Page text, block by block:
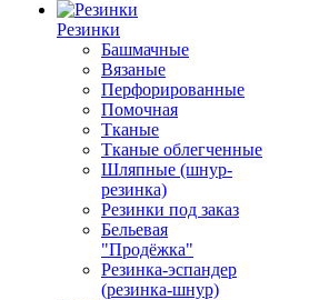
Резинки
Башмачные
Вязаные
Перфорированные
Помочная
Тканые
Тканые облегченные
Шляпные (шнур-
резинка)
Резинки под заказ
Бельевая
"Продёжка"
Резинка-эспандер
(резинка-шнур)